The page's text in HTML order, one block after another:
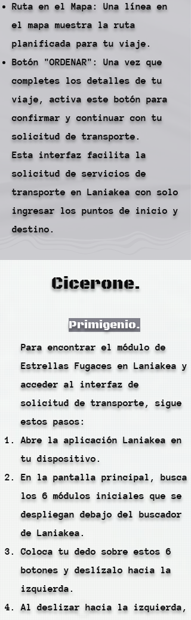
Ruta en el Mapa: Una línea en
el mapa muestra la ruta
planificada para tu viaje.
Botón "ORDENAR": Una vez que
completes los detalles de tu
viaje, activa este botón para
confirmar y continuar con tu
solicitud de transporte.
Esta interfaz facilita la
solicitud de servicios de
transporte en Laniakea con solo
ingresar los puntos de inicio y
destino.
Cicerone.
Primigenio.
Para encontrar el módulo de
Estrellas Fugaces en Laniakea y
acceder al interfaz de
solicitud de transporte, sigue
estos pasos:
Abre la aplicación Laniakea en
tu dispositivo.
En la pantalla principal, busca
los 6 módulos iniciales que se
despliegan debajo del buscador
de Laniakea.
Coloca tu dedo sobre estos 6
botones y deslízalo hacia la
izquierda.
Al deslizar hacia la izquierda,